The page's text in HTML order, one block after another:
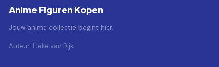
Anime Figuren Kopen
Jouw anime collectie begint hier.
Auteur: Lieke van Dijk